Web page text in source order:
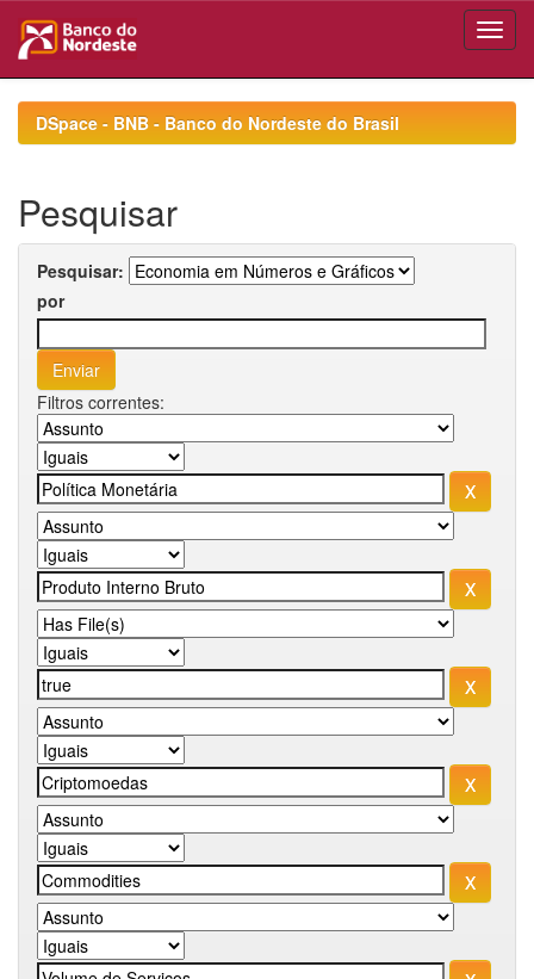
navigationDSpace - BNB - Banco do Nordeste do Brasil
Pesquisar
Pesquisar:
por
Filtros correntes: